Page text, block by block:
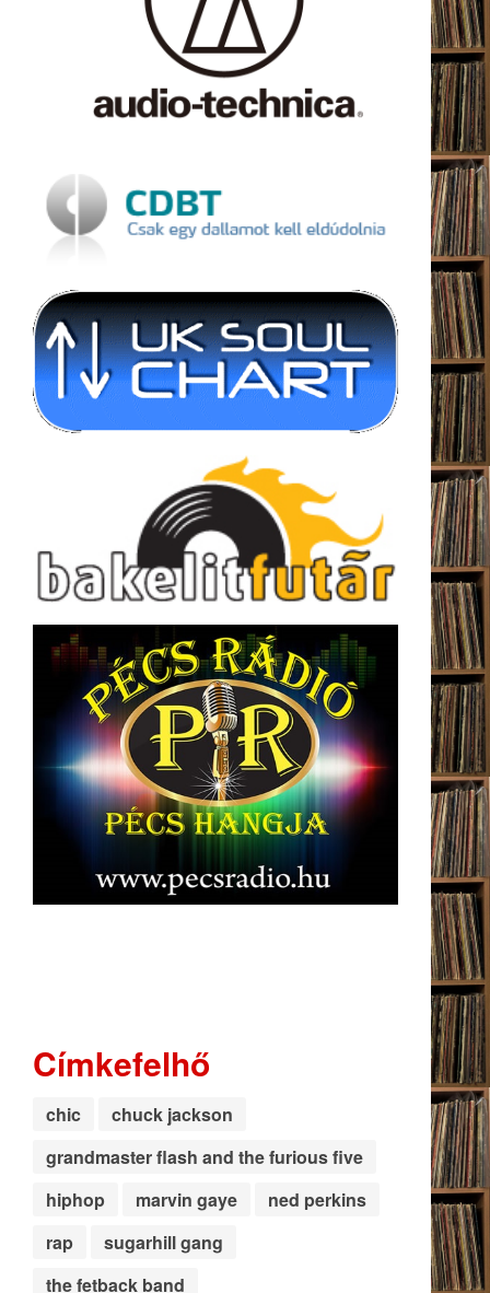
Címkefelhő
chic
chuck jackson
grandmaster flash and the furious five
hiphop
marvin gaye
ned perkins
rap
sugarhill gang
the fetback band